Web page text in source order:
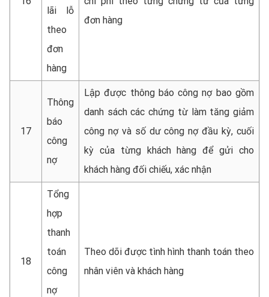
lãi lỗ
theo
đơn
hàng
đơn hàng
17
Thông
báo
công
nợ
Lập được thông báo công nợ bao gồm
danh sách các chứng từ làm tăng giảm
công nợ và số dư công nợ đầu kỳ, cuối
kỳ của từng khách hàng để gửi cho
khách hàng đối chiếu, xác nhận
18
Tổng
hợp
thanh
toán
công
nợ
Theo dõi được tình hình thanh toán theo
nhân viên và khách hàng